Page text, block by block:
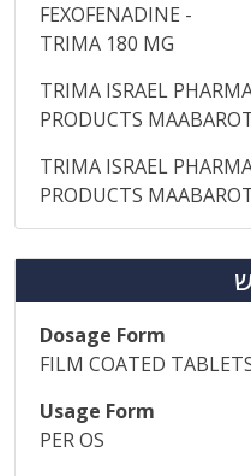
FEXOFENADINE -
TRIMA 180 MG
TRIMA ISRAEL
PRODUCTS
TRIMA ISRAEL
PRODUCTS
Dosage Form
FILM COATED
Usage Form
PER OS